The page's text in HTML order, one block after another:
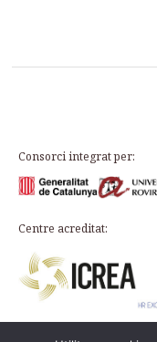
Consorci integrat per:
Centre acreditat: